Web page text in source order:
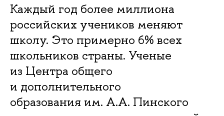
Каждый год более миллиона
российских учеников меняют
школу. Это примерно 6% всех
школьников страны. Ученые
из Центра общего
и дополнительного
образования им. А.А. Пинского